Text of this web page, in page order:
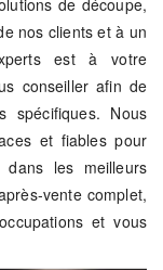
nos clients et à un
est à votre
conseiller afin de
spécifiques. Nous
et fiables pour
les meilleurs
vente complet,
et vous